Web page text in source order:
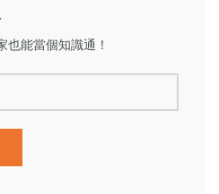
也能當個知識通！